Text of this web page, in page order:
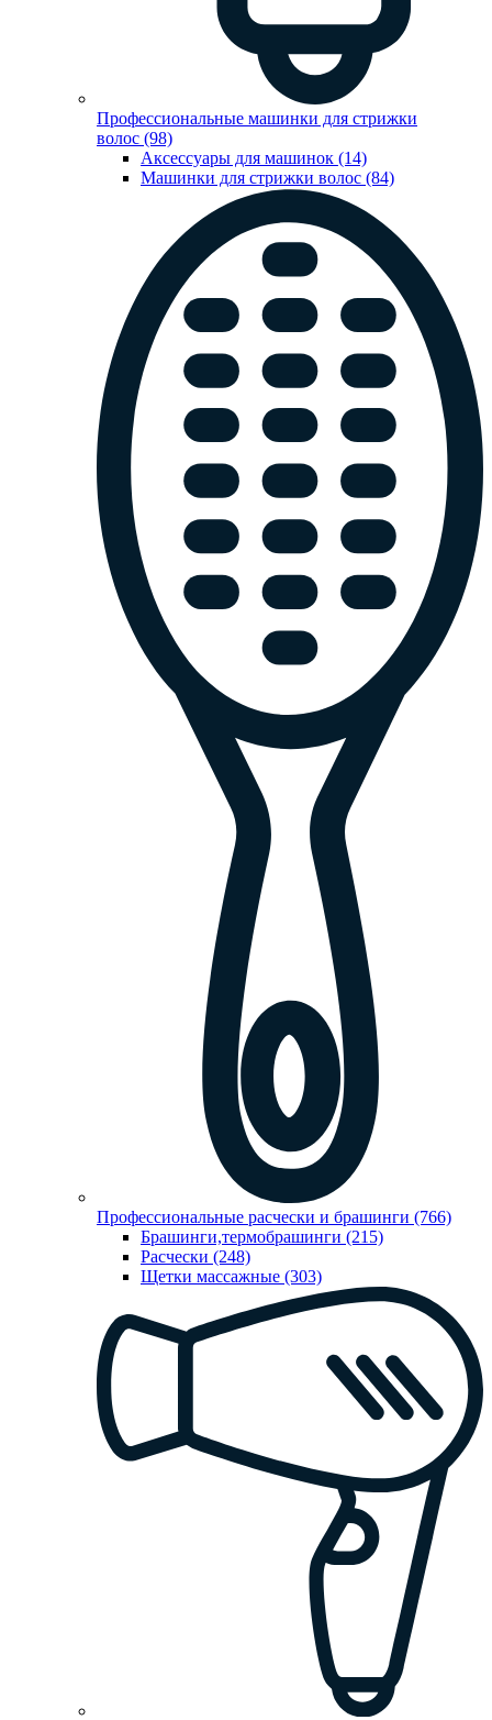
Профессиональные машинки для стрижки
волос (98)
Аксессуары для машинок (14)
Машинки для стрижки волос (84)
Профессиональные расчески и брашинги (766)
Брашинги,термобрашинги (215)
Расчески (248)
Щетки массажные (303)